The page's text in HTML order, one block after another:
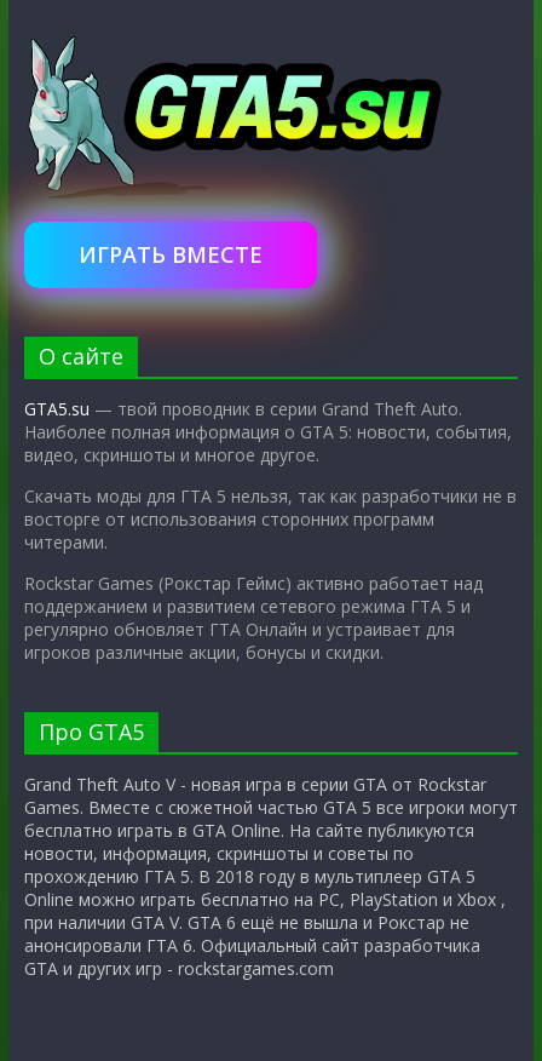
ИГРАТЬ ВМЕСТЕ
О сайте
GTA5.su — твой проводник в серии Grand Theft Auto.
Наиболее полная информация о GTA 5: новости, события,
видео, скриншоты и многое другое.
Скачать моды для ГТА 5 нельзя, так как разработчики не в
восторге от использования сторонних программ
читерами.
Rockstar Games (Рокстар Геймс) активно работает над
поддержанием и развитием сетевого режима ГТА 5 и
регулярно обновляет ГТА Онлайн и устраивает для
игроков различные акции, бонусы и скидки.
Про GTA5
Grand Theft Auto V - новая игра в серии GTA от Rockstar
Games. Вместе с сюжетной частью GTA 5 все игроки могут
бесплатно играть в GTA Online. На сайте публикуются
новости, информация, скриншоты и советы по
прохождению ГТА 5. В 2018 году в мультиплеер GTA 5
Online можно играть бесплатно на PC, PlayStation и Xbox ,
при наличии GTA V. GTA 6 ещё не вышла и Рокстар не
анонсировали ГТА 6. Официальный сайт разработчика
GTA и других игр - rockstargames.com